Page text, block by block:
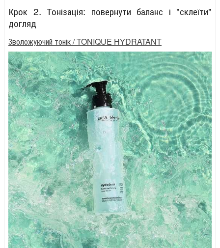
Крок 2. Тонізація: повернути баланс і "склеїти"
догляд
Зволожуючий тонік / TONIQUE HYDRATANT